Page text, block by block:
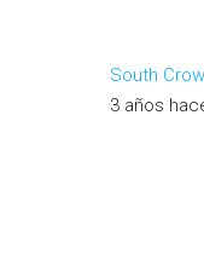
South
3 años